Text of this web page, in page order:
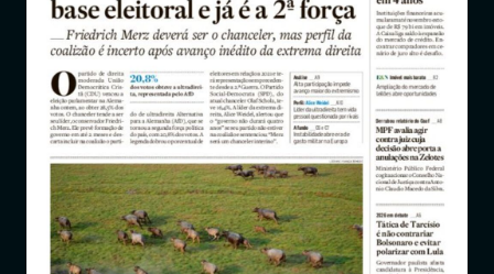
Jornais
Notícias
Entrar